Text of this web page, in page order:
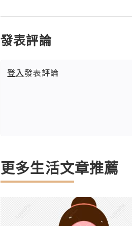
發表評論
登入發表評論
更多生活文章推薦